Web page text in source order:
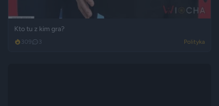
Kto tu z kim gra?
309 3 Polityka